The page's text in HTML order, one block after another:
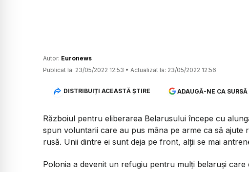
Autor: Euronews
Publicat la: 23/05/2022 12:53 • Actualizat la: 23/05/2022 12:56
DISTRIBUIȚI ACEASTĂ ȘTIRE ADAUGĂ-NE CA SURSĂ
Războiul pentru eliberarea Belarusului începe cu
spun voluntarii care au pus mâna pe arme ca să ajute
rusă. Unii dintre ei sunt deja pe front, alții se mai
Polonia a devenit un refugiu pentru mulți belaruși